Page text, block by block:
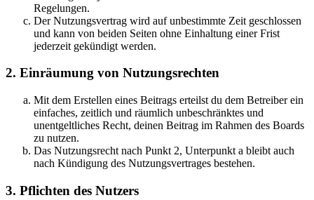
Regelungen.
Der Nutzungsvertrag wird auf unbestimmte Zeit geschlossen
und kann von beiden Seiten ohne Einhaltung einer Frist
jederzeit gekündigt werden.
2. Einräumung von Nutzungsrechten
Mit dem Erstellen eines Beitrags erteilst du dem Betreiber ein
einfaches, zeitlich und räumlich unbeschränktes und
unentgeltliches Recht, deinen Beitrag im Rahmen des Boards
zu nutzen.
Das Nutzungsrecht nach Punkt 2, Unterpunkt a bleibt auch
nach Kündigung des Nutzungsvertrages bestehen.
3. Pflichten des Nutzers